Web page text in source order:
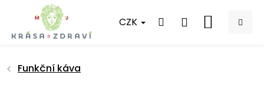
obsah
CZK
NÁKUPNÍ
Funkční káva